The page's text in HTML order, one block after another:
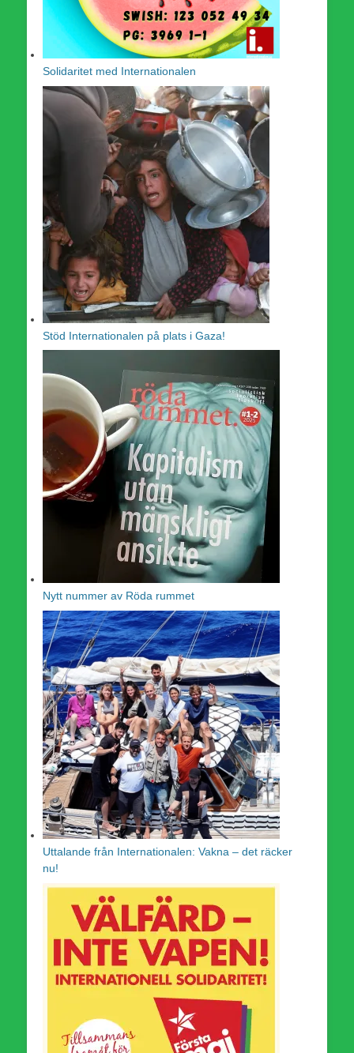
Solidaritet med Internationalen
Stöd Internationalen på plats i Gaza!
Nytt nummer av Röda rummet
Uttalande från Internationalen: Vakna – det räcker
nu!